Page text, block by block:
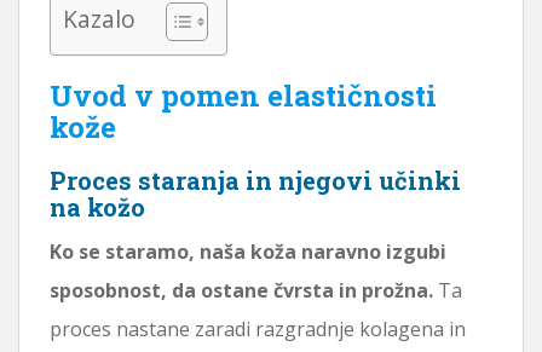
Kazalo
Uvod v pomen elastičnosti
kože
Proces staranja in njegovi učinki
na kožo
Ko se staramo, naša koža naravno izgubi
sposobnost, da ostane čvrsta in prožna. Ta
proces nastane zaradi razgradnje kolagena in